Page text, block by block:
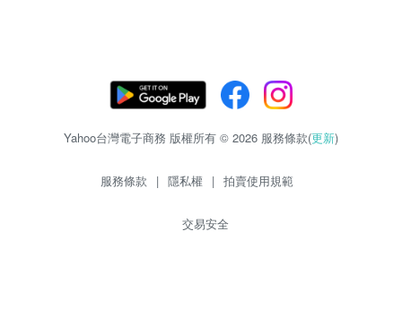
Yahoo台灣電子商務 版權所有 © 2026 服務條款(更新)
服務條款 | 隱私權 | 拍賣使用規範
交易安全